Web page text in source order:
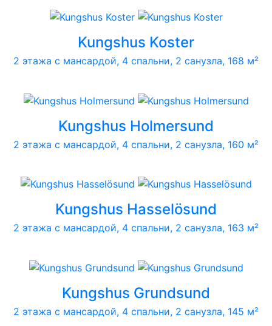
Kungshus Koster
2 этажа с мансардой, 4 спальни, 2 санузла, 168 м²
Kungshus Holmersund
2 этажа с мансардой, 4 спальни, 2 санузла, 160 м²
Kungshus Hasselösund
2 этажа с мансардой, 4 спальни, 2 санузла, 163 м²
Kungshus Grundsund
2 этажа с мансардой, 4 спальни, 2 санузла, 145 м²